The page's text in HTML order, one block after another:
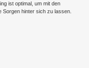
ist optimal, um mit den
Sorgen hinter sich zu lassen.